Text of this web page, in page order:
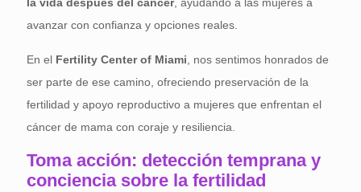
la vida después del cáncer, ayudando a las mujeres a
avanzar con confianza y opciones reales.
En el Fertility Center of Miami, nos sentimos honrados de
ser parte de ese camino, ofreciendo preservación de la
fertilidad y apoyo reproductivo a mujeres que enfrentan el
cáncer de mama con coraje y resiliencia.
Toma acción: detección temprana y
conciencia sobre la fertilidad